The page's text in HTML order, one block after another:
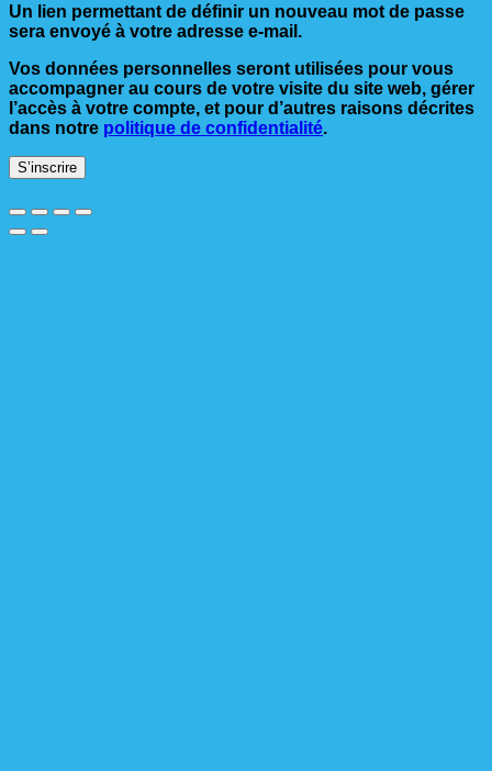
Un lien permettant de définir un nouveau mot de passe
sera envoyé à votre adresse e-mail.
Vos données personnelles seront utilisées pour vous
accompagner au cours de votre visite du site web, gérer
l’accès à votre compte, et pour d’autres raisons décrites
dans notre politique de confidentialité.
S’inscrire